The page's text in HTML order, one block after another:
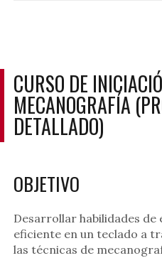
CURSO DE
MECANOGRAFÍA
DETALLADO)
OBJETIVO
Desarrollar habilidades
eficiente en un teclado a
las técnicas de